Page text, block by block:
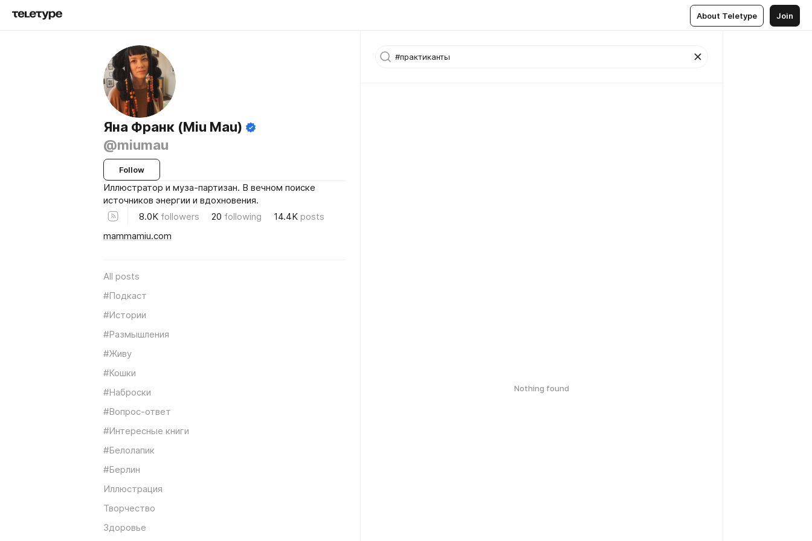
About Teletype Join
Яна Франк (Miu Mau)
@miumau
Follow
Иллюстратор и муза-партизан. В вечном поиске
источников энергии и вдохновения.
8.0K followers 20 following 14.4K posts
mammamiu.com
All posts
#Подкаст
#Истории
#Размышления
#Живу
#Кошки
#Наброски
#Вопрос-ответ
#Интересные книги
#Белолапик
#Берлин
Иллюстрация
Творчество
Здоровье
Nothing found